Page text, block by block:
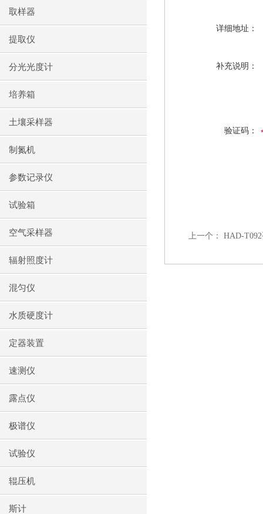
取样器
提取仪
分光光度计
培养箱
土壤采样器
制氮机
参数记录仪
试验箱
空气采样器
辐射照度计
混匀仪
水质硬度计
定器装置
速测仪
露点仪
极谱仪
试验仪
辊压机
斯计
详细地址：
补充说明：
验证码：
上一个： HAD-